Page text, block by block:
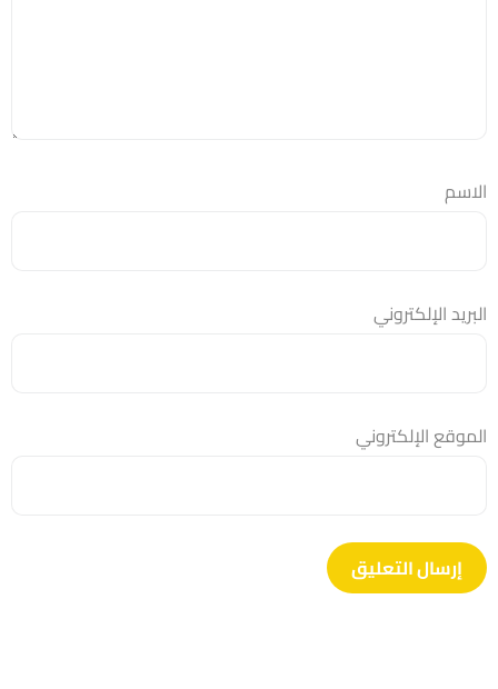
الاسم
البريد الإلكتروني
الموقع الإلكتروني